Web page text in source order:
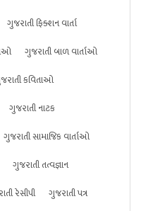
ગુજરાતી ફિક્શન વાર્તા
ગુજરાતી બાળ વાર્તાઓ
કવિતાઓ
ગુજરાતી નાટક
ગુજરાતી સામાજિક વાર્તાઓ
ગુજરાતી તત્વજ્ઞાન
રેસીપી
ગુજરાતી પત્ર